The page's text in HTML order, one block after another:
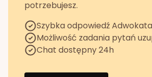
potrzebujesz.
Szybka odpowiedź Adwokata
Możliwość zadania pytań
Chat dostępny 24h